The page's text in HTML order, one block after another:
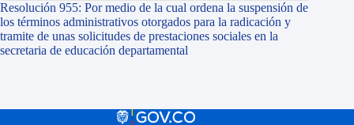
Resolución 955: Por medio de la cual ordena la suspensión de
los términos administrativos otorgados para la radicación y
tramite de unas solicitudes de prestaciones sociales en la
secretaria de educación departamental